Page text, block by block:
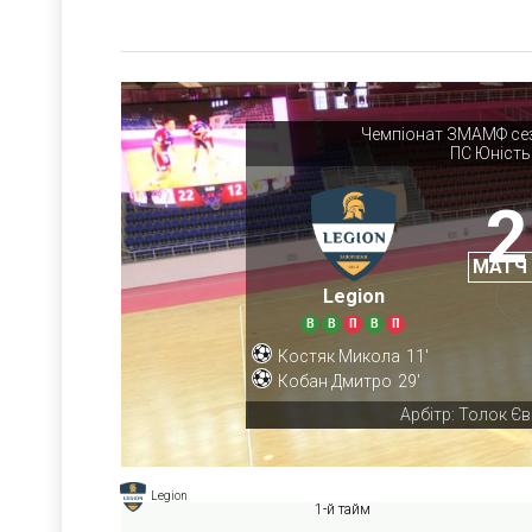
Чемпіонат ЗМАМФ
ПС Юність
Legion
В В П В П
2
МАТЧ
Костяк Микола 11'
Кобан Дмитро 29'
Арбітр: Толок
Legion
1-й тайм